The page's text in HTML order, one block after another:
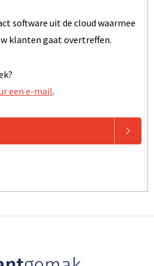
software uit de cloud waarmee
klanten gaat overtreffen.
een e-mail.